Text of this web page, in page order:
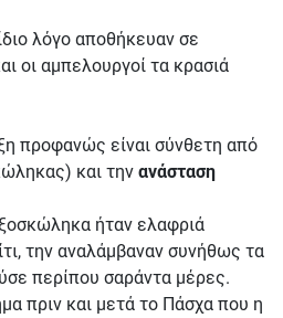
λόγο αποθήκευαν σε
οι αμπελουργοί τα κρασιά
προφανώς είναι σύνθετη από
και την ανάσταση
ήταν ελαφριά
την αναλάμβαναν συνήθως τα
περίπου σαράντα μέρες.
πριν και μετά το Πάσχα που η